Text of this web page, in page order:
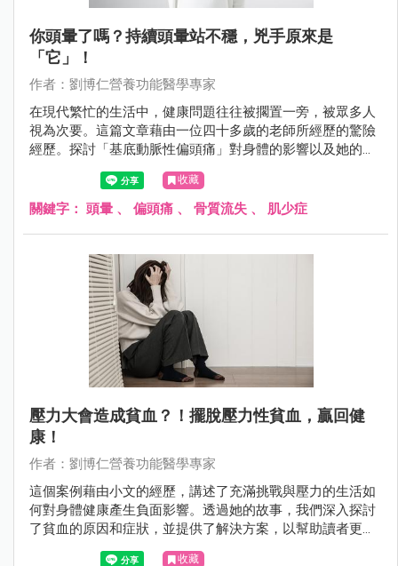
你頭暈了嗎？持續頭暈站不穩，兇手原來是
「它」！
作者：劉博仁營養功能醫學專家
在現代繁忙的生活中，健康問題往往被擱置一旁，被眾多人
視為次要。這篇文章藉由一位四十多歲的老師所經歷的驚險
經歷。探討「基底動脈性偏頭痛」對身體的影響以及她的營
養調理方案。透過她的經歷，我們將了解營養不良對健康的
嚴重影響，忙於奔波於工作和學術成就之間，但更重要的是
要明白，關注自己的身體狀況絕對不可忽視。透過鄭老師的
更深層的健康問題。
收藏
關鍵字： 頭暈 、 偏頭痛 、 骨質流失 、 肌少症
壓力大會造成貧血？！擺脫壓力性貧血，贏回健
康！
作者：劉博仁營養功能醫學專家
這個案例藉由小文的經歷，講述了充滿挑戰與壓力的生活如
何對身體健康產生負面影響。透過她的故事，我們深入探討
了貧血的原因和症狀，並提供了解決方案，以幫助讀者更好
地理解和應對類似的健康問題。
收藏